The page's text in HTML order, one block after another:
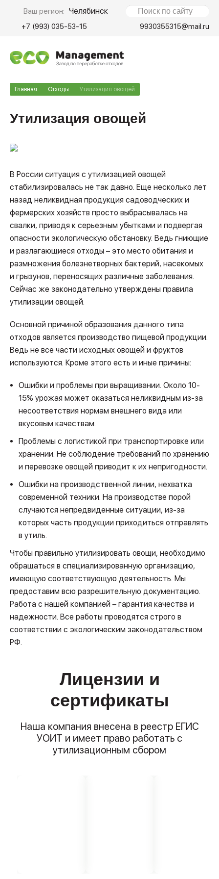
Ваш регион: Челябинск
+7 (993) 035-53-15 9930355315@mail.ru
Главная Отходы Утилизация овощей
Утилизация овощей
В России ситуация с утилизацией овощей
стабилизировалась не так давно. Еще несколько лет
назад неликвидная продукция садоводческих и
фермерских хозяйств просто выбрасывалась на
свалки, приводя к серьезным убытками и подвергая
опасности экологическую обстановку. Ведь гниющие
и разлагающиеся отходы – это место обитания и
размножения болезнетворных бактерий, насекомых
и грызунов, переносящих различные заболевания.
Сейчас же законодательно утверждены правила
утилизации овощей.
Основной причиной образования данного типа
отходов является производство пищевой продукции.
Ведь не все части исходных овощей и фруктов
используются. Кроме этого есть и иные причины:
Ошибки и проблемы при выращивании. Около 10-
15% урожая может оказаться неликвидным из-за
несоответствия нормам внешнего вида или
вкусовым качествам.
Проблемы с логистикой при транспортировке или
хранении. Не соблюдение требований по хранению
и перевозке овощей приводит к их непригодности.
Ошибки на производственной линии, нехватка
современной техники. На производстве порой
случаются непредвиденные ситуации, из-за
которых часть продукции приходиться отправлять
в утиль.
Чтобы правильно утилизировать овощи, необходимо
обращаться в специализированную организацию,
имеющую соответствующую деятельность. Мы
предоставим всю разрешительную документацию.
Работа с нашей компанией – гарантия качества и
надежности. Все работы проводятся строго в
соответствии с экологическим законодательством
РФ.
Лицензии и
сертификаты
Наша компания внесена в реестр ЕГИС
УОИТ и имеет право работать с
утилизационным сбором